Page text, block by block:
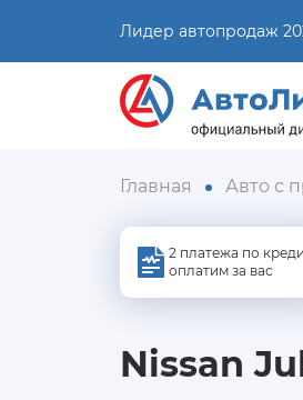
Лидер автопродаж
Главная Авто с
2 платежа по
оплатим за вас
Nissan